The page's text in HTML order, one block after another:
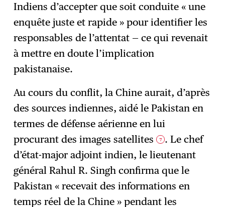
Indiens d’accepter que soit conduite « une
enquête juste et rapide » pour identifier les
responsables de l’attentat — ce qui revenait
à mettre en doute l’implication
pakistanaise.
Au cours du conflit, la Chine aurait, d’après
des sources indiennes, aidé le Pakistan en
termes de défense aérienne en lui
procurant des images satellites 7 . Le chef
d’état-major adjoint indien, le lieutenant
général Rahul R. Singh confirma que le
Pakistan « recevait des informations en
temps réel de la Chine » pendant les